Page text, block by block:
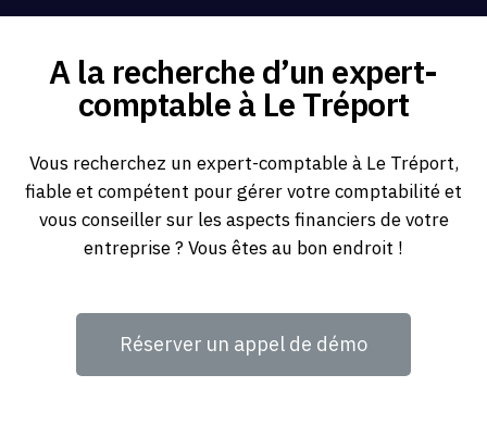
A la recherche d’un expert-
comptable à Le Tréport
Vous recherchez un expert-comptable à Le Tréport,
fiable et compétent pour gérer votre comptabilité et
vous conseiller sur les aspects financiers de votre
entreprise ? Vous êtes au bon endroit !
Réserver un appel de démo